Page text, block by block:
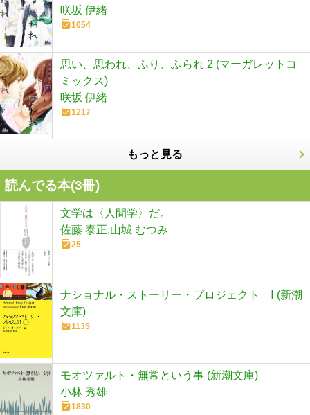
咲坂 伊緒
1054
思い、思われ、ふり、ふられ 2 (マーガレットコ
ミックス)
咲坂 伊緒
1217
もっと見る
読んでる本(3冊)
文学は〈人間学〉だ。
佐藤 泰正,山城 むつみ
25
ナショナル・ストーリー・プロジェクト Ⅰ (新潮
文庫)
1135
モオツァルト・無常という事 (新潮文庫)
小林 秀雄
1830